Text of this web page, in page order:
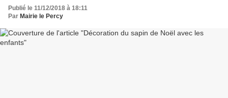
Publié le 11/12/2018 à 18:11
Par Mairie le Percy